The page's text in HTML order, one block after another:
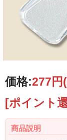
価格:277円
[ポイント
商品説明